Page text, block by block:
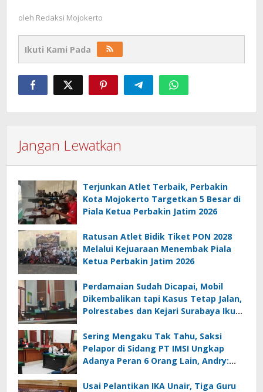
oleh Redaksi Mojokerto
Ikuti Kami Pada
Jangan Lewatkan
Terjunkan Atlet Terbaik, Perbakin
Kota Mojokerto Targetkan 5 Besar di
Piala Ketua Perbakin Jatim 2026
Ratusan Atlet Bidik Tiket PON 2028
Melalui Kejuaraan Menembak Piala
Ketua Perbakin Jatim 2026
Perdamaian Sudah Dicapai, Mobil
Dikembalikan tapi Kasus Tetap Jalan,
Polrestabes dan Kejari Surabaya Ikut
Sering Mengaku Tak Tahu, Saksi
Pelapor di Sidang PT IMSI Ungkap
Adanya Peran 6 Orang Lain, Andry:
Usai Pelantikan IKA Unair, Tiga Guru